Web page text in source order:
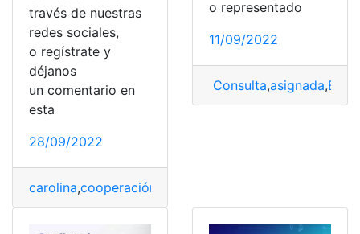
través de nuestras
redes sociales,
o regístrate y
déjanos
un comentario en
esta
28/09/2022
carolina,cooperación
o representado
11/09/2022
Consulta,asignada,